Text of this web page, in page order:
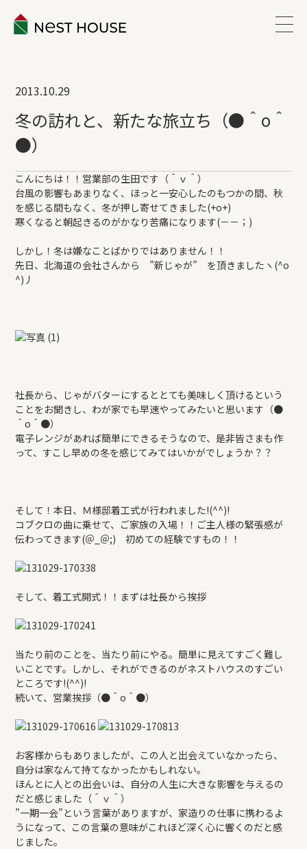
ABOUT
WORKS
LINEUP
ESTATE
COMPANY
新築住宅のお問い合わせ
リフォームのお問い合わせ
2013.10.29
冬の訪れと、新たな旅立ち（●＾o＾
●）
こんにちは！！営業部の生田です（＾ｖ＾）
台風の影響もあまりなく、ほっと一安心したのもつかの間、秋
を感じる間もなく、冬が押し寄せてきました(+o+)
寒くなると朝起きるのがかなり苦痛になります(－－；)
しかし！冬は嫌なことばかりではありません！！
先日、北海道の会社さんから ”新じゃが” を頂きましたヽ(^o
^)丿
社長から、じゃがバターにするととても美味しく頂けるという
ことをお聞きし、わが家でも早速やってみたいと思います（●
＾o＾●）
電子レンジがあれば簡単にできるそうなので、是非皆さまも作
って、すこし早めの冬を感じてみてはいかがでしょうか？？
そして！本日、Ｍ様邸着工式が行われました!(^^)!
コブクロの曲に乗せて、ご家族の入場！！ご主人様の緊張感が
伝わってきます(＠_＠;) 初めての経験ですもの！！
そして、着工式開式！！まずは社長から挨拶
当たり前のことを、当たり前にやる。簡単に見えてすごく難し
いことです。しかし、それができるのがネストハウスのすごい
ところです!(^^)!
続いて、営業挨拶（●＾o＾●）
お客様からもありましたが、この人と出会えていなかったら、
自分は家なんて持てなかったかもしれない。
ほんとに人との出会いは、自分の人生に大きな影響を与えるの
だと感じました（＾ｖ＾）
”一期一会”という言葉がありますが、家造りの仕事に携わるよ
うになって、この言葉の意味がこれほど深く心に響くのだと感
じました。